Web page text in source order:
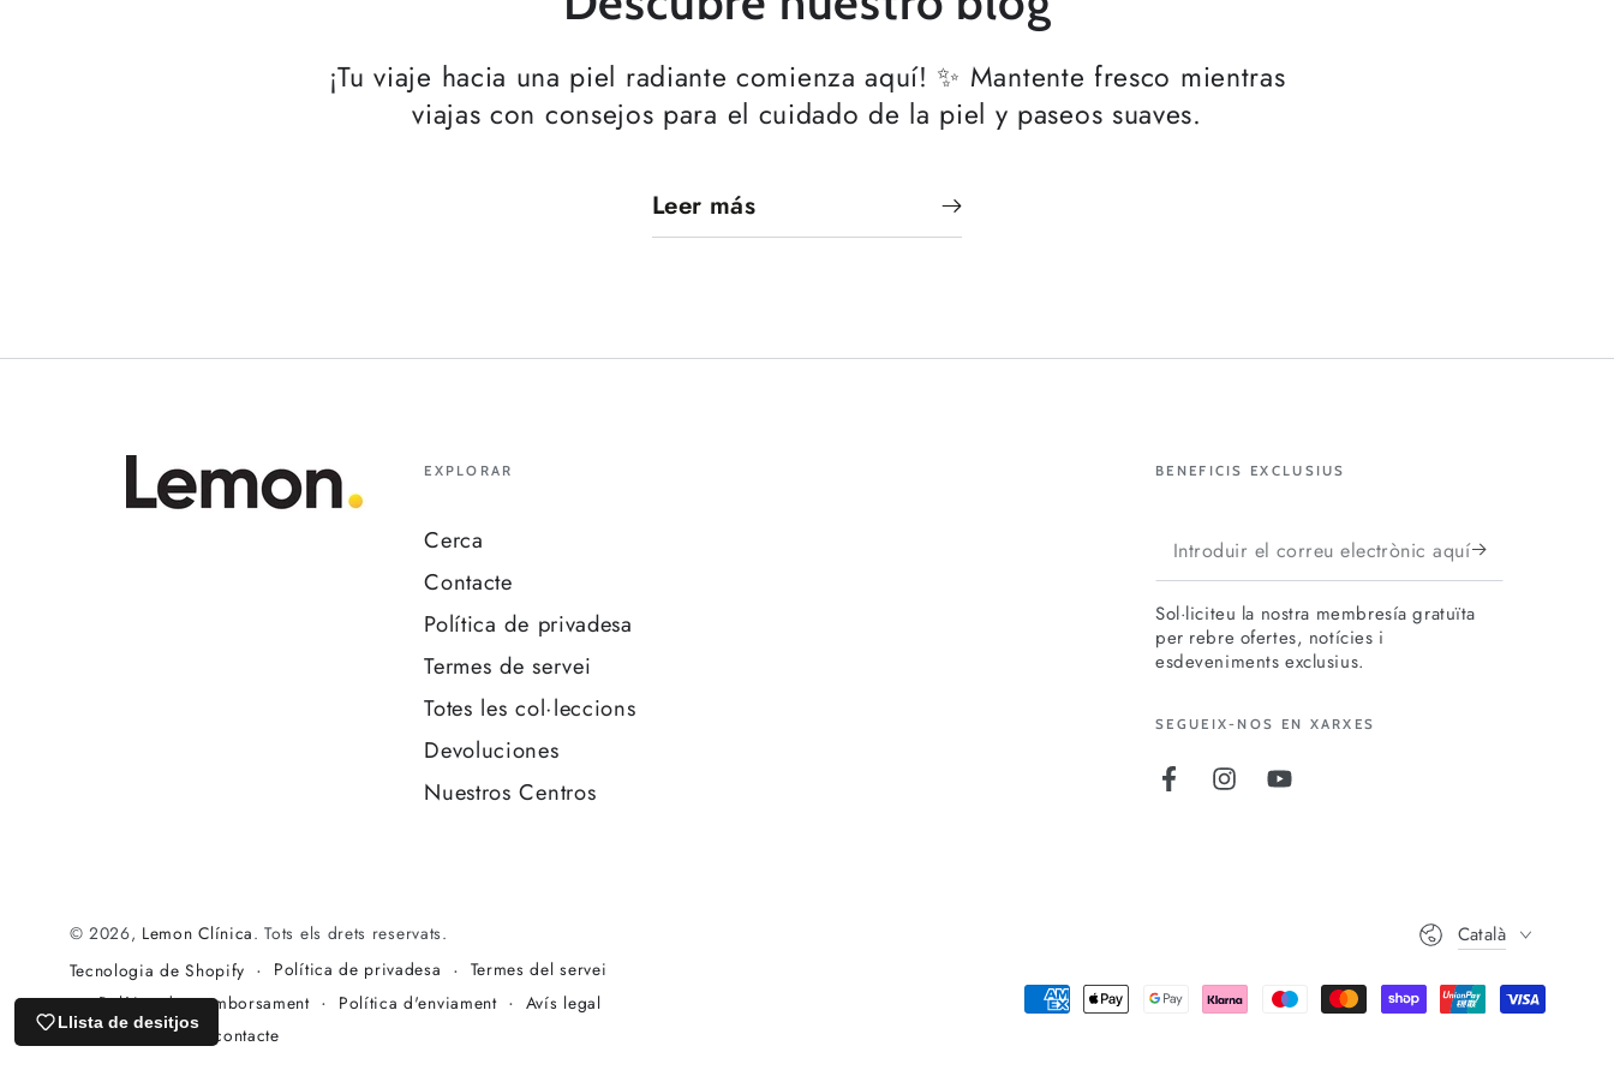
¡Tu viaje hacia una piel radiante comienza aquí! ✨ Mantente fresco mientras
viajas con consejos para el cuidado de la piel y paseos suaves.
Leer más
EXPLORAR
Cerca
Contacte
Política de privadesa
Termes de servei
Totes les col·leccions
Devoluciones
Nuestros Centros
BENEFICIS EXCLUSIUS
Introduir
el
correu
electrònic
Sol·liciteu la nostra membresía gratuïta
per rebre ofertes, notícies i
esdeveniments exclusius.
SEGUEIX-NOS EN XARXES
FacebookInstagramYouTube
© 2026, Lemon Clínica. Tots els drets reservats.
Tecnologia de Shopify
Política de privadesa
Termes del servei
Política de reemborsament
Política d'enviament
Avís legal
Informació de contacte
Idioma
Català
Llista de desitjos